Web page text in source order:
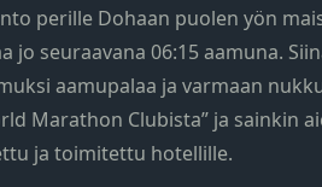
perille Dohaan puolen yön
jo seuraavana 06:15 aamuna.
aamupalaa ja varmaan
Marathon Clubista” ja sainkin
ja toimitettu hotellille.